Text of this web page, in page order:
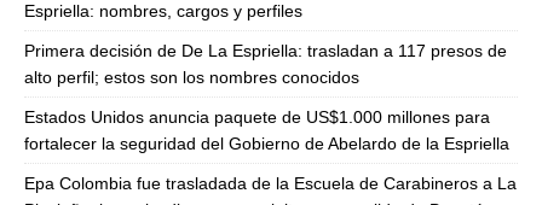
Espriella: nombres, cargos y perfiles
Primera decisión de De La Espriella: trasladan a 117 presos de
alto perfil; estos son los nombres conocidos
Estados Unidos anuncia paquete de US$1.000 millones para
fortalecer la seguridad del Gobierno de Abelardo de la Espriella
Epa Colombia fue trasladada de la Escuela de Carabineros a La